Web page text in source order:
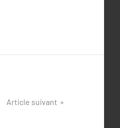
Article suivant